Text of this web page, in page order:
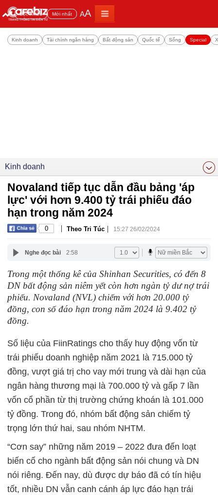
Đọc nhiều Mới nhất AA
Kinh doanh Tài chính ngân hàng Bất động sản Quốc tế Sống Special
Kinh doanh
Novaland tiếp tục dẫn đầu bảng 'áp
lực' với hơn 9.400 tỷ trái phiếu đáo
hạn trong năm 2024
0 | Theo Tri Túc | 15:27 26/02/2024
Nghe đọc bài 2:58
Trong một thống kê của Shinhan Securities, có đến 8
DN bất động sản niêm yết còn hơn ngàn tỷ dư nợ trái
phiếu. Novaland (NVL) chiếm với hơn 20.000 tỷ
đồng, con số đáo hạn trong năm 2024 là 9.402 tỷ
đồng.
Số liệu của FiinRatings cho thấy huy động vốn từ
trái phiếu doanh nghiệp năm 2021 là 715.000 tỷ
đồng, vượt giá trị cho vay mới trung và dài hạn của
ngân hàng thương mại là 700.000 tỷ và gấp 7 lần
vốn cổ phần từ thị trường chứng khoán là 101.000
tỷ đồng. Trong đó, nhóm bất động sản chiếm tỷ
trọng lớn thứ hai, sau nhóm NHTM.
“Cơn say” những năm 2019 – 2022 đưa đến loạt
biến cố cho ngành bất động sản nói chung và DN
nói riêng. Đến nay, dù được dự báo đã có tín hiệu
tốt, nhiều DN vẫn canh cánh áp lực đáo hạn trái